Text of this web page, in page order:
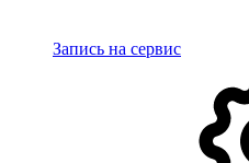
Запись на сервис